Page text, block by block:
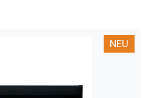
NEU